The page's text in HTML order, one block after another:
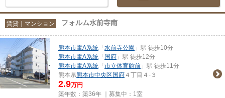
賃貸｜マンション フォルム水前寺南
熊本市電A系統 「 水前寺公園 」駅 徒歩10分
熊本市電A系統 「 国府 」駅 徒歩12分
熊本市電A系統 「 市立体育館前 」駅 徒歩11分
熊本県熊本市中央区 国府 ４丁目４-３
2.9万円
築年数：築36年 ｜募集中： 1室